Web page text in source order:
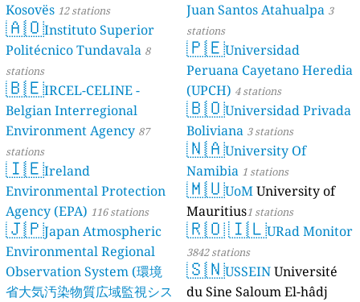
Kosovës 12 stations
🇦🇴Instituto Superior
Politécnico Tundavala 8
stations
🇧🇪IRCEL-CELINE -
Belgian Interregional
Environment Agency 87
stations
🇮🇪Ireland
Environmental Protection
Agency (EPA) 116 stations
🇯🇵Japan Atmospheric
Environmental Regional
Observation System (環境
省大気汚染物質広域監視シス
Juan Santos Atahualpa 3
stations
🇵🇪Universidad
Peruana Cayetano Heredia
(UPCH) 4 stations
🇧🇴Universidad Privada
Boliviana 3 stations
🇳🇦University Of
Namibia 1 stations
🇲🇺UoMUniversity of
Mauritius1 stations
🇷🇴🇮🇱URad Monitor
3842 stations
🇸🇳USSEINUniversité
du Sine Saloum El-hâdj